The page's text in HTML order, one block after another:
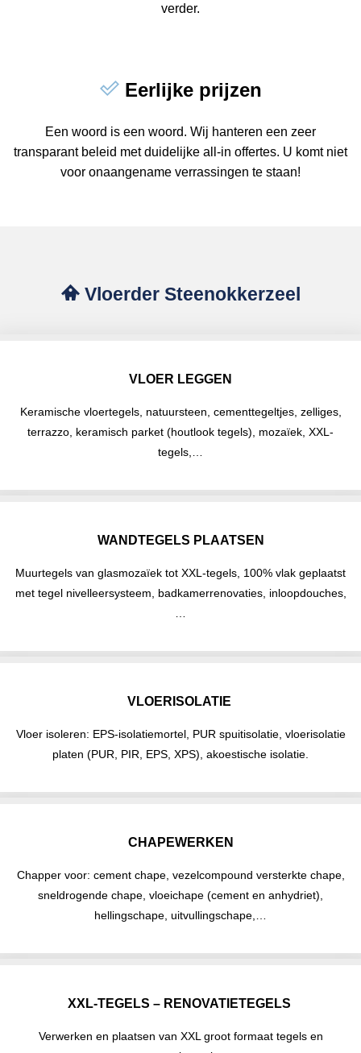
verder.
Eerlijke prijzen
Een woord is een woord. Wij hanteren een zeer
transparant beleid met duidelijke all-in offertes. U komt niet
voor onaangename verrassingen te staan!
Vloerder Steenokkerzeel
VLOER LEGGEN
Keramische vloertegels, natuursteen, cementtegeltjes, zelliges,
terrazzo, keramisch parket (houtlook tegels), mozaïek, XXL-
tegels,…
WANDTEGELS PLAATSEN
Muurtegels van glasmozaïek tot XXL-tegels, 100% vlak geplaatst
met tegel nivelleersysteem, badkamerrenovaties, inloopdouches,
VLOERISOLATIE
Vloer isoleren: EPS-isolatiemortel, PUR spuitisolatie, vloerisolatie
platen (PUR, PIR, EPS, XPS), akoestische isolatie.
CHAPEWERKEN
Chapper voor: cement chape, vezelcompound versterkte chape,
sneldrogende chape, vloeichape (cement en anhydriet),
hellingschape, uitvullingschape,…
XXL-TEGELS – RENOVATIETEGELS
Verwerken en plaatsen van XXL groot formaat tegels en